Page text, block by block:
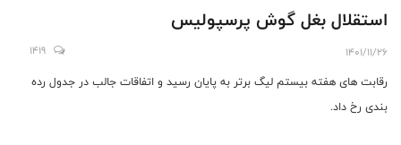
استقلال بغل گوش پرسپولیس
1401/11/26
1419
رقابت های هفته بیستم لیگ برتر به پایان رسید و اتفاقات جالب در جدول رده
بندی رخ داد.